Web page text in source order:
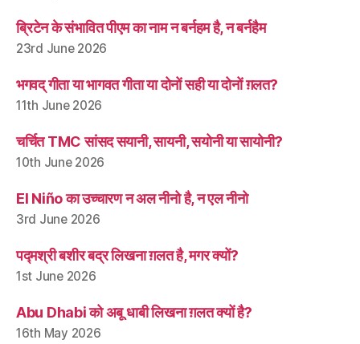
ब्रिटेन के संभावित पीएम का नाम न बर्नहम है, न बर्नहैम
23rd June 2026
भगवद् गीता या भागवत गीता या दोनों सही या दोनों ग़लत?
11th June 2026
चर्चित TMC सांसद सयानी, सायनी, सयोनी या सायोनी?
10th June 2026
El Niño का उच्चारण न अल नीनो है, न एल नीनो
3rd June 2026
पद्मश्री बशीर बद्र लिखना ग़लत है, मगर क्यों?
1st June 2026
Abu Dhabi को अबू धाबी लिखना ग़लत क्यों है?
16th May 2026